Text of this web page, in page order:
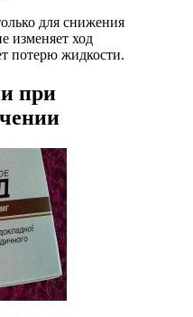
для снижения
изменяет ход
потерю жидкости.
при